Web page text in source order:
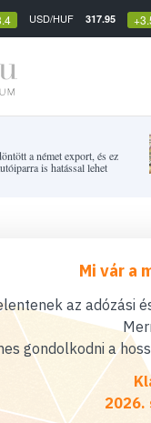
USD/HUF 317.95
a német export, és ez
is hatással lehet
Mi vár a
az adózási
gondolkodni a
2026.